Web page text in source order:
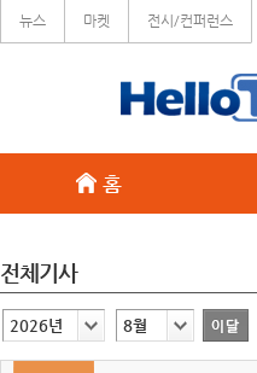
뉴스 마켓 전시/컨퍼런스
홈
전체기사
2026년 8월